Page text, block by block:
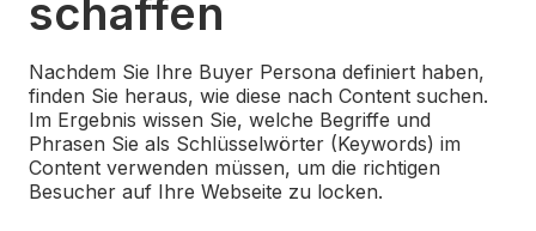
schaffen
Nachdem Sie Ihre Buyer Persona definiert haben,
finden Sie heraus, wie diese nach Content suchen.
Im Ergebnis wissen Sie, welche Begriffe und
Phrasen Sie als Schlüsselwörter (Keywords) im
Content verwenden müssen, um die richtigen
Besucher auf Ihre Webseite zu locken.